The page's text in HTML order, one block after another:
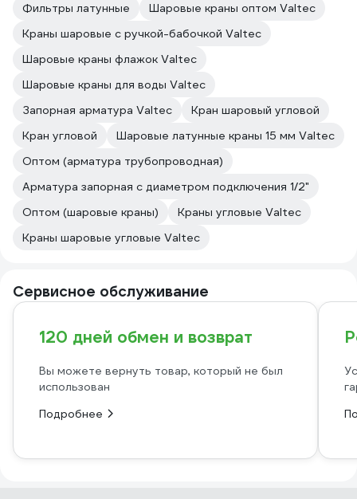
Фильтры латунные
Шаровые краны оптом Valtec
Краны шаровые с ручкой-бабочкой Valtec
Шаровые краны флажок Valtec
Шаровые краны для воды Valtec
Запорная арматура Valtec
Кран шаровый угловой
Кран угловой
Шаровые латунные краны 15 мм Valtec
Оптом (арматура трубопроводная)
Арматура запорная с диаметром подключения 1/2"
Оптом (шаровые краны)
Краны угловые Valtec
Краны шаровые угловые Valtec
Сервисное обслуживание
120 дней обмен и возврат
Вы можете вернуть товар, который не был
использован
Подробнее